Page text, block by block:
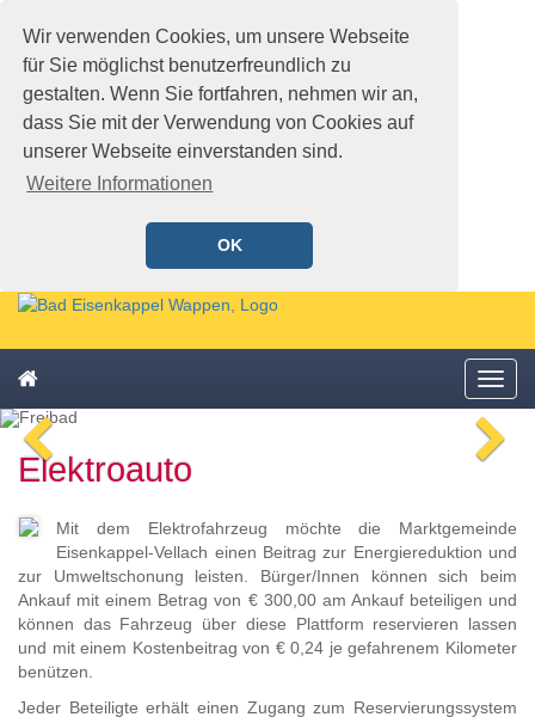
Wir verwenden Cookies, um unsere Webseite
für Sie möglichst benutzerfreundlich zu
gestalten. Wenn Sie fortfahren, nehmen wir an,
dass Sie mit der Verwendung von Cookies auf
unserer Webseite einverstanden sind.
Weitere Informationen
OK
Schnellmenü
Zur
springen,
Accesskey
Zur
Hauptnavigation
springen,
Zum
springen,
Schnellmenü
zurück
Menü
Bild
Zum
Schnellmenü
zurück
Elektroauto
Mit dem Elektrofahrzeug möchte die Marktgemeinde
Eisenkappel-Vellach einen Beitrag zur Energiereduktion und
zur Umweltschonung leisten. Bürger/Innen können sich beim
Ankauf mit einem Betrag von € 300,00 am Ankauf beteiligen und
können das Fahrzeug über diese Plattform reservieren lassen
und mit einem Kostenbeitrag von € 0,24 je gefahrenem Kilometer
benützen.
Jeder Beteiligte erhält einen Zugang zum Reservierungssystem